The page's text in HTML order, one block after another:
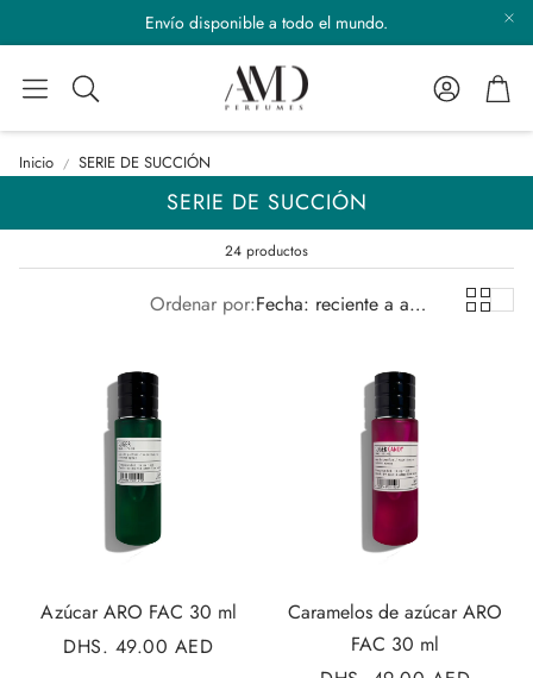
Envío disponible a todo el mundo.
Buscar
Cuenta
Inicio SERIE DE SUCCIÓN
SERIE DE SUCCIÓN
24 productos
Ordenar por: Fecha: reciente a antiguo(a)
Azúcar ARO FAC 30 ml
PRECIO
DHS. 49.00 AED
Caramelos de azúcar ARO
FAC 30 ml